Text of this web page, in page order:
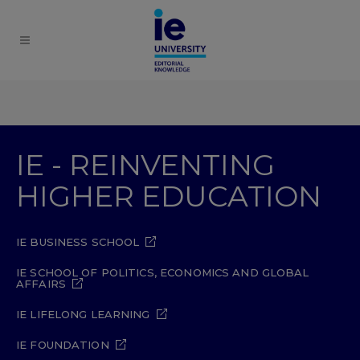
IE - REINVENTING
HIGHER EDUCATION
IE BUSINESS SCHOOL
IE SCHOOL OF POLITICS, ECONOMICS AND GLOBAL
AFFAIRS
IE LIFELONG LEARNING
IE FOUNDATION